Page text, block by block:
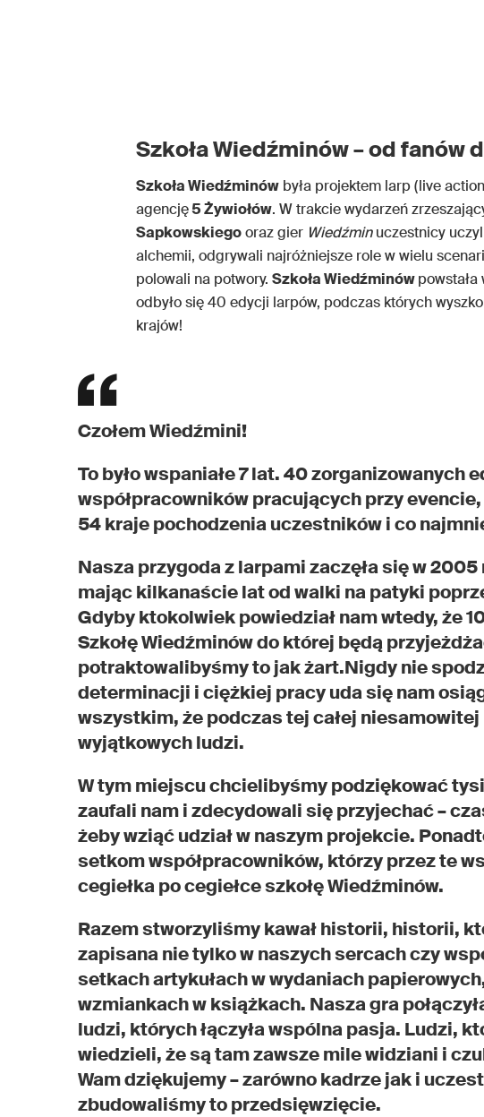
Szkoła Wiedźminów – od fanów
Szkoła Wiedźminów była projektem larp (live
agencję5 Żywiołów. W trakcie wydarzeń
Sapkowskiegooraz gier Wiedźminuczestnicy
alchemii, odgrywali najróżniejsze role w wielu
polowali na potwory. Szkoła Wiedźminów
odbyło się 40 edycji larpów, podczas których
krajów!
Czołem Wiedźmini!
To było wspaniałe 7 lat. 40 zorganizowanych
współpracowników pracujących przy
54 kraje pochodzenia uczestników i co
Nasza przygoda z larpami zaczęła się w
mając kilkanaście lat od walki na patyki
Gdyby ktokolwiek powiedział nam wtedy, że
Szkołę Wiedźminów do której będą
potraktowalibyśmy to jak żart.Nigdy nie
determinacji i ciężkiej pracy uda się nam
wszystkim, że podczas tej całej
wyjątkowych ludzi.
W tym miejscu chcielibyśmy podziękować
zaufali nam i zdecydowali się przyjechać –
żeby wziąć udział w naszym projekcie.
setkom współpracowników, którzy przez te
cegiełka po cegiełce szkołę Wiedźminów.
Razem stworzyliśmy kawał historii, historii,
zapisana nie tylko w naszych sercach czy
setkach artykułach w wydaniach
wzmiankach w książkach. Nasza gra
ludzi, których łączyła wspólna pasja. Ludzi,
wiedzieli, że są tam zawsze mile widziani i
Wam dziękujemy – zarówno kadrze jak i
zbudowaliśmy to przedsięwzięcie.